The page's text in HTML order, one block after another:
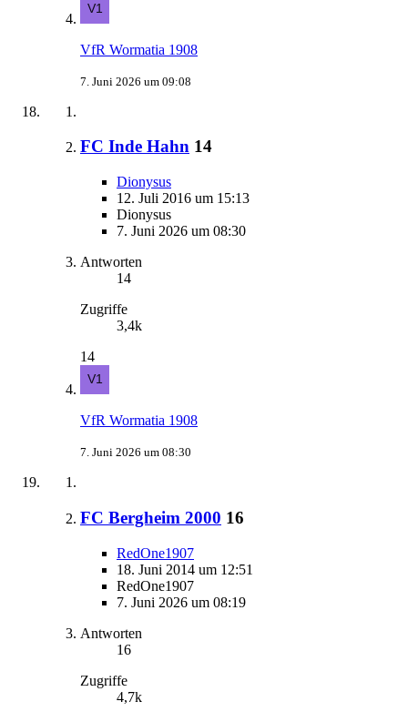
VfR Wormatia 1908
7. Juni 2026 um 09:08
FC Inde Hahn 14
Dionysus
12. Juli 2016 um 15:13
Dionysus
7. Juni 2026 um 08:30
Antworten
14
Zugriffe
3,4k
14
VfR Wormatia 1908
7. Juni 2026 um 08:30
FC Bergheim 2000 16
RedOne1907
18. Juni 2014 um 12:51
RedOne1907
7. Juni 2026 um 08:19
Antworten
16
Zugriffe
4,7k